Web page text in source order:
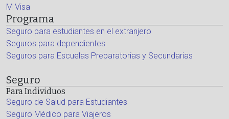
M Visa
Programa
Seguro para estudiantes en el extranjero
Seguros para dependientes
Seguros para Escuelas Preparatorias y Secundarias
Seguro
Para Individuos
Seguro de Salud para Estudiantes
Seguro Médico para Viajeros